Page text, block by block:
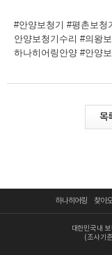
#안양보청기 #평촌보청
안양보청기수리 #의왕
하나히어링안양 #안양
목
하나히어링 찾아
대한민국 내
(조사 기